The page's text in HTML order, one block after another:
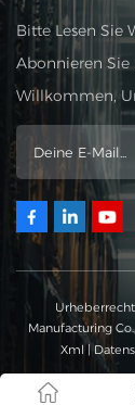
Bitte Lesen Sie
Abonnieren Sie
Willkommen,
Manufacturing
Xml|